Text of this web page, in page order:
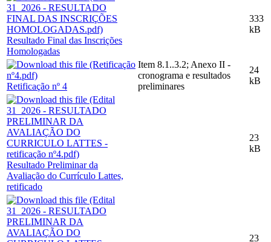
Resultado Final das Inscrições
Homologadas
333
kB
Retificação nº 4
Item 8.1..3.2; Anexo II -
cronograma e resultados
preliminares
24
kB
Resultado Preliminar da
Avaliação do Currículo Lattes,
retificado
23
kB
23